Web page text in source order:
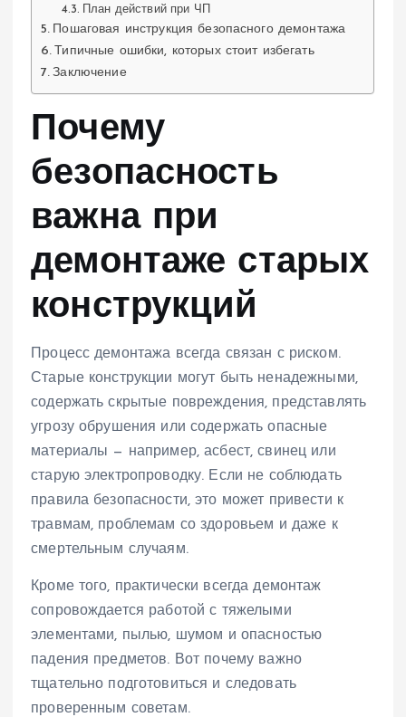
План действий при ЧП
Пошаговая инструкция безопасного демонтажа
Типичные ошибки, которых стоит избегать
Заключение
Почему
безопасность
важна при
демонтаже старых
конструкций
Процесс демонтажа всегда связан с риском.
Старые конструкции могут быть ненадежными,
содержать скрытые повреждения, представлять
угрозу обрушения или содержать опасные
материалы — например, асбест, свинец или
старую электропроводку. Если не соблюдать
правила безопасности, это может привести к
травмам, проблемам со здоровьем и даже к
смертельным случаям.
Кроме того, практически всегда демонтаж
сопровождается работой с тяжелыми
элементами, пылью, шумом и опасностью
падения предметов. Вот почему важно
тщательно подготовиться и следовать
проверенным советам.